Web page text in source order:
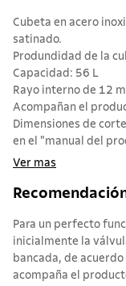
Cubeta en acero
satinado.
Produndidad de la
Capacidad: 56 L
Rayo interno de 12
Acompañan el
Dimensiones de
en el "manual del
Ver mas
Para un perfecto
inicialmente la
bancada, de
acompaña el